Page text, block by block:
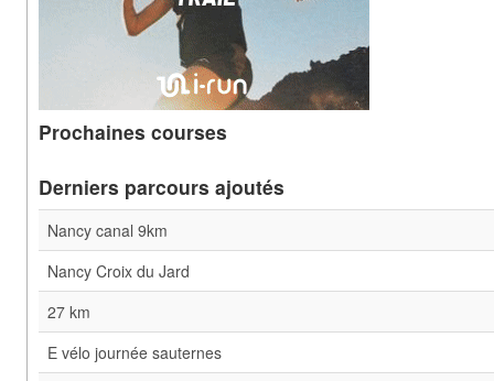
Prochaines courses
Derniers parcours ajoutés
Nancy canal 9km
Nancy Croix du Jard
27 km
E vélo journée sauternes